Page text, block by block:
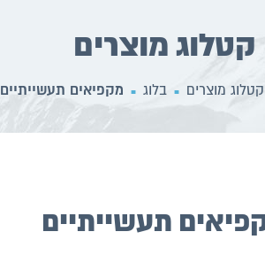
קטלוג מוצרים
קטלוג מוצרים ■ בלוג ■ מקפיאים תעשייתיים
תעשייתיים